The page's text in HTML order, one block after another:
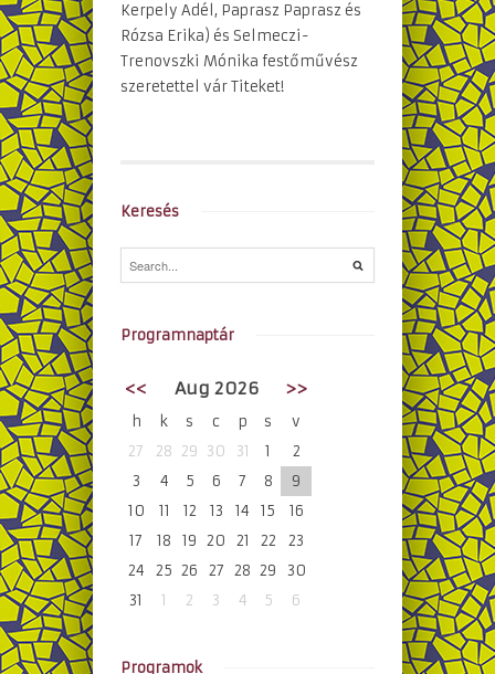
Kerpely Adél, Paprasz Paprasz és
Rózsa Erika) és Selmeczi-
Trenovszki Mónika festőművész
szeretettel vár Titeket!
Keresés
Programnaptár
<< Aug 2026 >>
h k s c p s
v
27
28 29 30 31 1
2
3
4 5 6 7 8
9
10
11 12 13 14 15
16
17
18 19 20 21 22
23
24
25 26 27 28 29
30
31
1 2 3 4 5 6
Programok